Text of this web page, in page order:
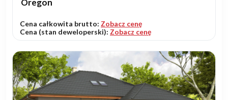
Oregon
Cena całkowita brutto: Zobacz cenę
Cena (stan deweloperski): Zobacz cenę